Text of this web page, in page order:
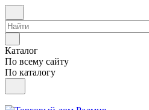
Каталог
По всему сайту
По каталогу